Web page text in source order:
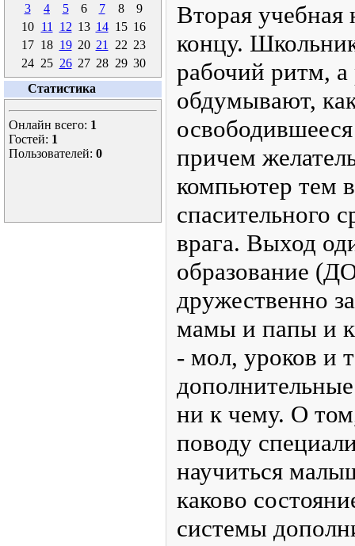
3
4 5 6 7 8
9
10
11 12 13 14 15 16
17 18 19 20 21 22 23
24 25 26 27 28 29 30
Статистика
Онлайн всего: 1
Гостей: 1
Пользователей: 0
Вторая учебная
концу.
рабочий ритм, а
обдумывают,
причем
компьютер тем
спасительного
врага. Выход
образование
дружественно
мамы и папы и
- мол, уроков и
ни к чему. О
поводу
научиться
каково
системы